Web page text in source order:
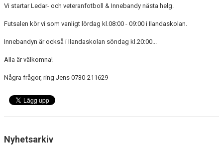
BLI MEDLEM
MATCHER
KONTAKTER & LAG
SPONSORER
Vi startar Ledar- och veteranfotboll & Innebandy nästa helg.
Futsalen kör vi som vanligt lördag kl.08:00 - 09:00 i Ilandaskolan.
Innebandyn är också i Ilandaskolan söndag kl.20:00...
Alla är välkomna!
Några frågor, ring Jens 0730-211629
Nyhetsarkiv